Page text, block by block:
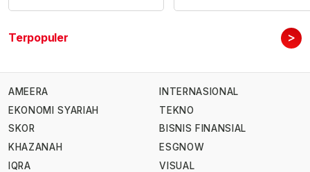
Terpopuler >
AMEERA
EKONOMI SYARIAH
SKOR
KHAZANAH
IQRA
INTERNASIONAL
TEKNO
BISNIS FINANSIAL
ESGNOW
VISUAL